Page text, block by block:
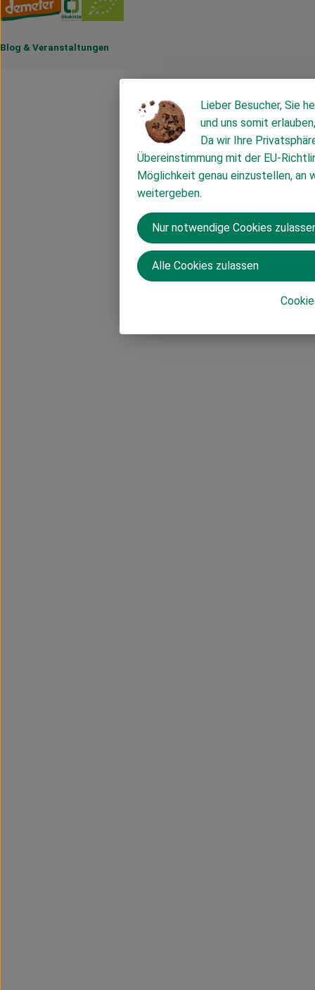
Blog & Veranstaltungen
Lieber Besucher, Sie
und uns somit
Da wir Ihre
Übereinstimmung mit der EU-
Möglichkeit genau einzustellen, an
weitergeben.
Nur notwendige Cookies
Alle Cookies zulassen